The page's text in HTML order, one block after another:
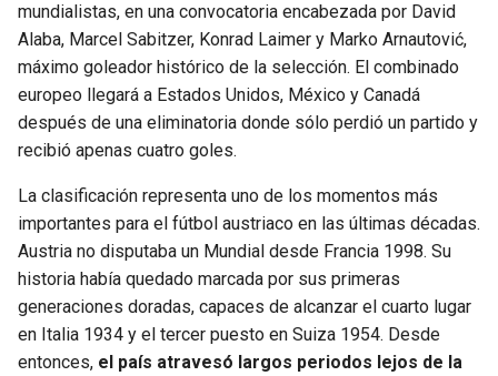
SEAHAWKS
BEARS
LIONS
PACKERS
VIKINGS
FALCONS
PANTHERS
PELICANS
SPURS
NUGGETS
TIMBERWOLVES
THUNDER
TRAIL BLAZERS
JAZZ
mundialistas, en una convocatoria encabezada por David
Alaba, Marcel Sabitzer, Konrad Laimer y Marko Arnautović,
máximo goleador histórico de la selección. El combinado
europeo llegará a Estados Unidos, México y Canadá
después de una eliminatoria donde sólo perdió un partido y
recibió apenas cuatro goles.
La clasificación representa uno de los momentos más
importantes para el fútbol austriaco en las últimas décadas.
Austria no disputaba un Mundial desde Francia 1998. Su
historia había quedado marcada por sus primeras
generaciones doradas, capaces de alcanzar el cuarto lugar
en Italia 1934 y el tercer puesto en Suiza 1954. Desde
entonces, el país atravesó largos periodos lejos de la